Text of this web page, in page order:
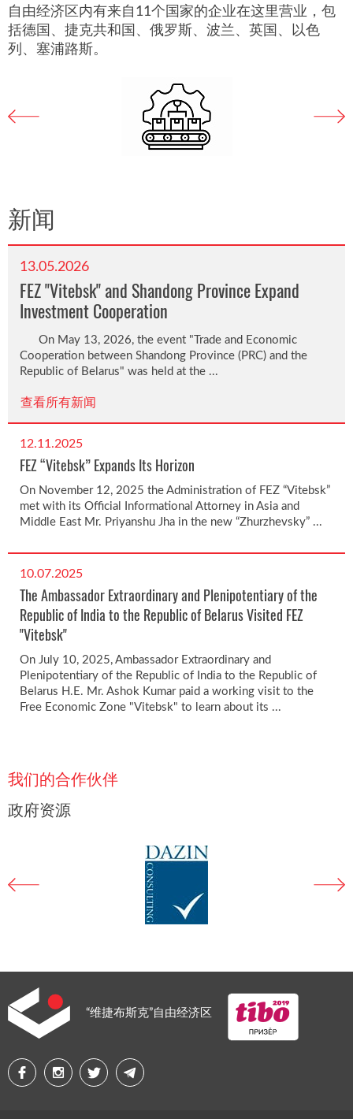
自由经济区内有来自11个国家的企业在这里营业，包
括德国、捷克共和国、俄罗斯、波兰、英国、以色
列、塞浦路斯。
新闻
13.05.2026
FEZ "Vitebsk" and Shandong Province Expand
Investment Cooperation
On May 13, 2026, the event "Trade and Economic
Cooperation between Shandong Province (PRC) and the
Republic of Belarus" was held at the ...
查看所有新闻
12.11.2025
FEZ “Vitebsk” Expands Its Horizon
On November 12, 2025 the Administration of FEZ “Vitebsk”
met with its Official Informational Attorney in Asia and
Middle East Mr. Priyanshu Jha in the new “Zhurzhevsky” ...
10.07.2025
The Ambassador Extraordinary and Plenipotentiary of the
Republic of India to the Republic of Belarus Visited FEZ
"Vitebsk"
On July 10, 2025, Ambassador Extraordinary and
Plenipotentiary of the Republic of India to the Republic of
Belarus H.E. Mr. Ashok Kumar paid a working visit to the
Free Economic Zone "Vitebsk" to learn about its ...
我们的合作伙伴
政府资源
“维捷布斯克”自由经济区